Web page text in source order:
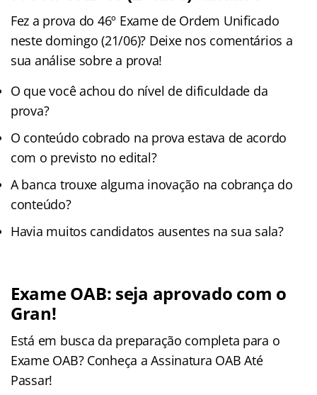
Fez a prova do 46º Exame de Ordem Unificado
neste domingo (21/06)? Deixe nos comentários a
sua análise sobre a prova!
O que você achou do nível de dificuldade da
prova?
O conteúdo cobrado na prova estava de acordo
com o previsto no edital?
A banca trouxe alguma inovação na cobrança do
conteúdo?
Havia muitos candidatos ausentes na sua sala?
Exame OAB: seja aprovado com o
Gran!
Está em busca da preparação completa para o
Exame OAB? Conheça a Assinatura OAB Até
Passar!